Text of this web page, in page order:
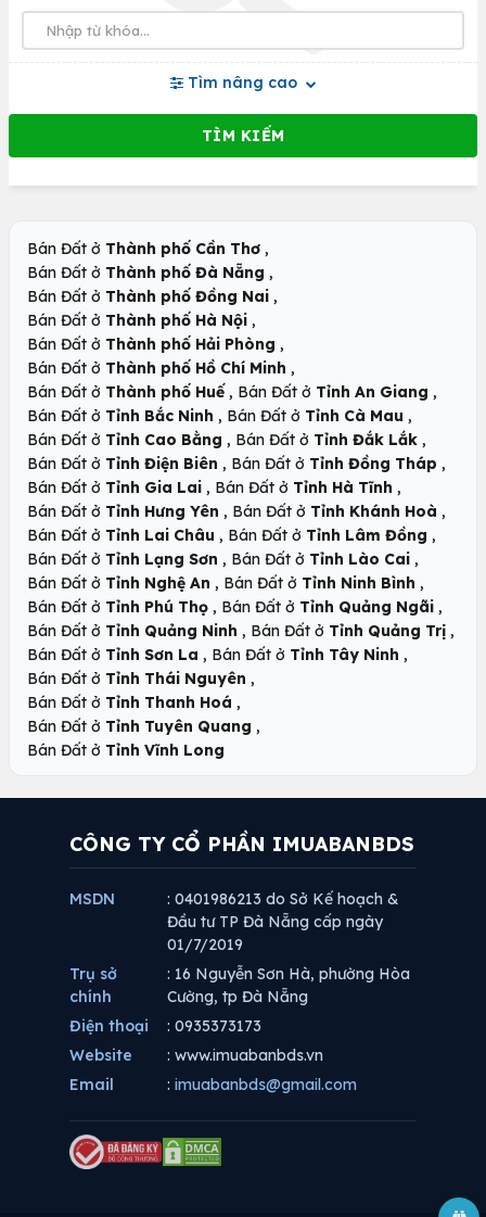
Tìm nâng cao
Bán Đất ở Thành phố Cần Thơ ,
Bán Đất ở Thành phố Đà Nẵng ,
Bán Đất ở Thành phố Đồng Nai ,
Bán Đất ở Thành phố Hà Nội ,
Bán Đất ở Thành phố Hải Phòng ,
Bán Đất ở Thành phố Hồ Chí Minh ,
Bán Đất ở Thành phố Huế , Bán Đất ở Tỉnh An Giang ,
Bán Đất ở Tỉnh Bắc Ninh , Bán Đất ở Tỉnh Cà Mau ,
Bán Đất ở Tỉnh Cao Bằng , Bán Đất ở Tỉnh Đắk Lắk ,
Bán Đất ở Tỉnh Điện Biên , Bán Đất ở Tỉnh Đồng Tháp ,
Bán Đất ở Tỉnh Gia Lai , Bán Đất ở Tỉnh Hà Tĩnh ,
Bán Đất ở Tỉnh Hưng Yên , Bán Đất ở Tỉnh Khánh Hoà ,
Bán Đất ở Tỉnh Lai Châu , Bán Đất ở Tỉnh Lâm Đồng ,
Bán Đất ở Tỉnh Lạng Sơn , Bán Đất ở Tỉnh Lào Cai ,
Bán Đất ở Tỉnh Nghệ An , Bán Đất ở Tỉnh Ninh Bình ,
Bán Đất ở Tỉnh Phú Thọ , Bán Đất ở Tỉnh Quảng Ngãi ,
Bán Đất ở Tỉnh Quảng Ninh , Bán Đất ở Tỉnh Quảng Trị ,
Bán Đất ở Tỉnh Sơn La , Bán Đất ở Tỉnh Tây Ninh ,
Bán Đất ở Tỉnh Thái Nguyên ,
Bán Đất ở Tỉnh Thanh Hoá ,
Bán Đất ở Tỉnh Tuyên Quang ,
Bán Đất ở Tỉnh Vĩnh Long
CÔNG TY CỔ PHẦN IMUABANBDS
MSDN
: 0401986213 do Sở Kế hoạch &
Đầu tư TP Đà Nẵng cấp ngày
01/7/2019
Trụ sở
chính
: 16 Nguyễn Sơn Hà, phường Hòa
Cường, tp Đà Nẵng
Điện thoại
: 0935373173
Website
: www.imuabanbds.vn
Email
: imuabanbds@gmail.com